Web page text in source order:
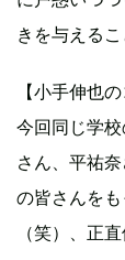
きを与えるこ
【小手伸也
今回同じ学
さん、平祐
の皆さんを
（笑）、正